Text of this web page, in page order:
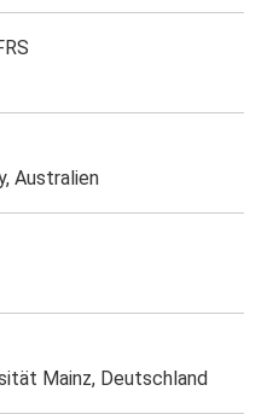
Australien
Mainz, Deutschland